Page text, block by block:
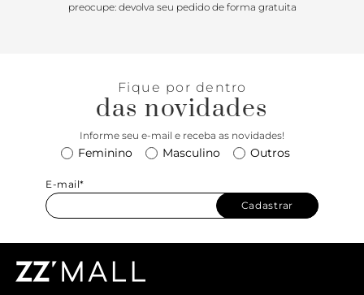
apresenta uma silhueta com uma estética totalmente
preocupe: devolva seu pedido de forma gratuita
Fique por dentro
das novidades
Informe seu e-mail e receba as novidades!
Feminino Masculino Outros
E-mail*
Cadastrar